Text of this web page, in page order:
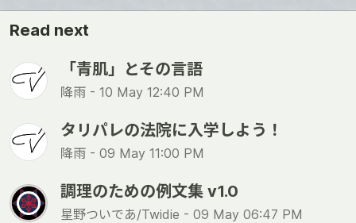
Read next
「青肌」とその言語
降雨 - 10 May 12:40 PM
タリパレの法院に入学しよう！
降雨 - 09 May 11:00 PM
調理のための例文集 v1.0
星野ついであ/Twidie - 09 May 06:47 PM